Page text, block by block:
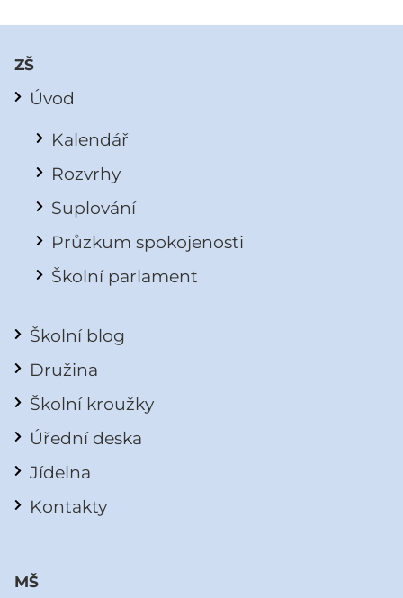
ZŠ
Úvod
Kalendář
Rozvrhy
Suplování
Průzkum spokojenosti
Školní parlament
Školní blog
Družina
Školní kroužky
Úřední deska
Jídelna
Kontakty
MŠ